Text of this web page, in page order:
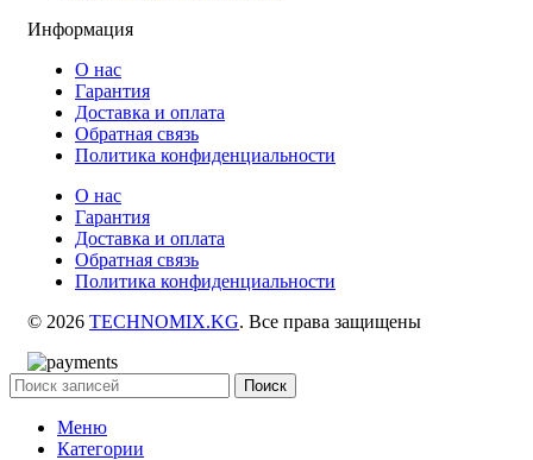
Информация
О нас
Гарантия
Доставка и оплата
Обратная связь
Политика конфиденциальности
О нас
Гарантия
Доставка и оплата
Обратная связь
Политика конфиденциальности
© 2026 TECHNOMIX.KG. Все права защищены
Поиск
Меню
Категории